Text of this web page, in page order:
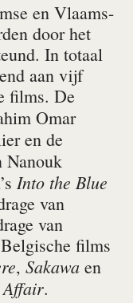
en Vlaams-
door het
In totaal
aan vijf
films. De
Omar
en de
Nanouk
Into the Blue
van
van
films
, Sakawa en
.